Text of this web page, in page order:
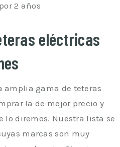
por 2 años
eléctricas
amplia gama de teteras
la de mejor precio y
lo diremos. Nuestra lista se
marcas son muy